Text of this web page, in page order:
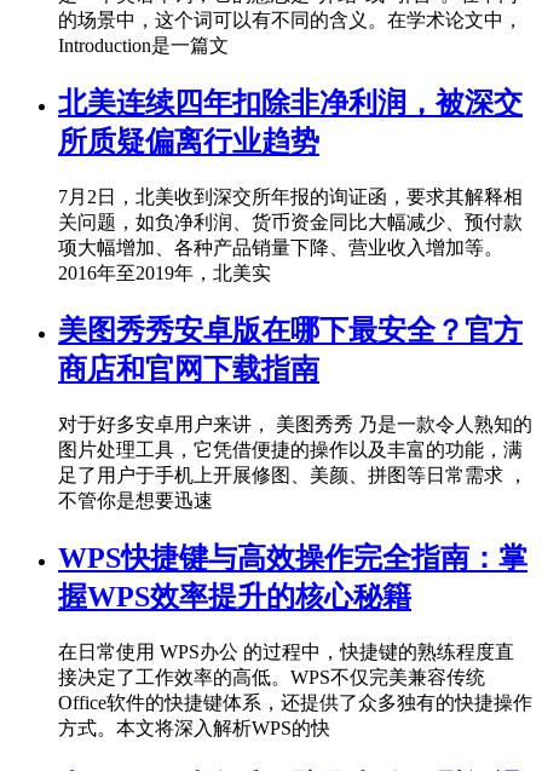
的场景中，这个词可以有不同的含义。在学术论文中，
Introduction是一篇文
北美连续四年扣除非净利润，被深交
所质疑偏离行业趋势
7月2日，北美收到深交所年报的询证函，要求其解释相
关问题，如负净利润、货币资金同比大幅减少、预付款
项大幅增加、各种产品销量下降、营业收入增加等。
2016年至2019年，北美实
美图秀秀安卓版在哪下最安全？官方
商店和官网下载指南
对于好多安卓用户来讲， 美图秀秀 乃是一款令人熟知的
图片处理工具，它凭借便捷的操作以及丰富的功能，满
足了用户于手机上开展修图、美颜、拼图等日常需求 ，
不管你是想要迅速
WPS快捷键与高效操作完全指南：掌
握WPS效率提升的核心秘籍
在日常使用 WPS办公 的过程中，快捷键的熟练程度直
接决定了工作效率的高低。WPS不仅完美兼容传统
Office软件的快捷键体系，还提供了众多独有的快捷操作
方式。本文将深入解析WPS的快